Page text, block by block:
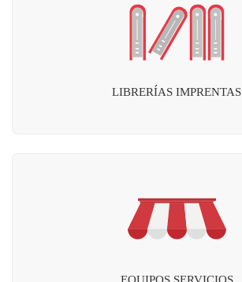
LIBRERÍAS IMPRENTAS
EQUIPOS SERVICIOS